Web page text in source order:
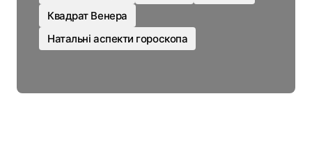
Квадрат Венера
Натальні аспекти гороскопа